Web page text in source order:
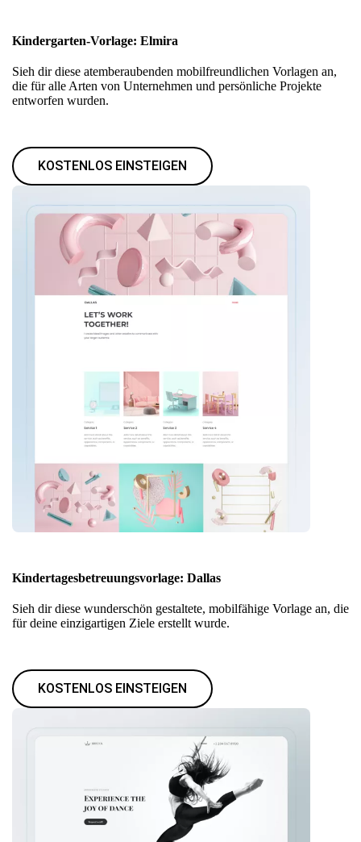
Kindergarten-Vorlage: Elmira
Sieh dir diese atemberaubenden mobilfreundlichen Vorlagen an,
die für alle Arten von Unternehmen und persönliche Projekte
entworfen wurden.
KOSTENLOS EINSTEIGEN
Kindertagesbetreuungsvorlage: Dallas
Sieh dir diese wunderschön gestaltete, mobilfähige Vorlage an, die
für deine einzigartigen Ziele erstellt wurde.
KOSTENLOS EINSTEIGEN